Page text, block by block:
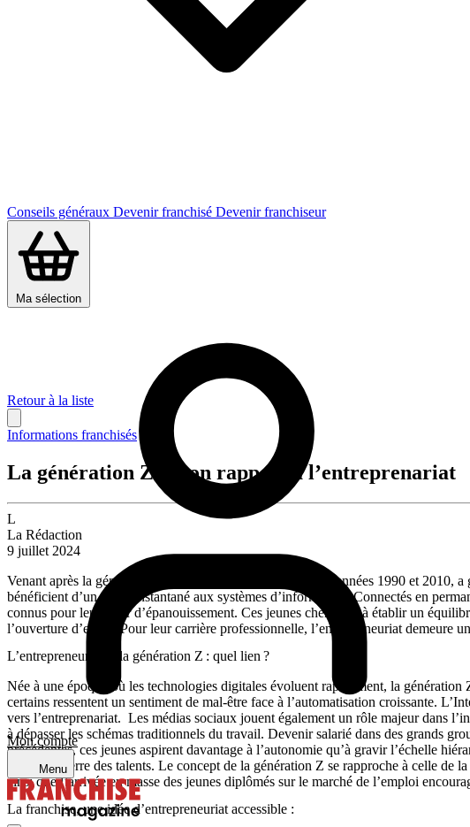
Conseils généraux Devenir franchisé Devenir franchiseur
Ma sélection
Mon compte
Menu
Retour à la liste
Informations franchisés
La génération Z et son rapport à l’entreprenariat
L
La Rédaction
9 juillet 2024
Venant après la génération Y, la génération Z, née entre les années 1990 et
bénéficient d’un accès instantané aux systèmes d’information. Connectés en
connus pour leur désir d’épanouissement. Ces jeunes cherchent à établir un
l’ouverture d’esprit. Pour leur carrière professionnelle, l’entrepreneuriat demeure
L’entrepreneuriat et la génération Z : quel lien ?
Née à une époque où les technologies digitales évoluent rapidement, la
certains ressentent un sentiment de mal-être face à l’automatisation croissante.
vers l’entreprenariat. Les médias sociaux jouent également un rôle majeur dans
à dépasser les schémas traditionnels du travail. Devenir salarié dans des grands
précédentes, ces jeunes aspirent davantage à l’autonomie qu’à gravir l’échelle
éviter la guerre des talents. Le concept de la génération Z se rapproche à celle
ainsi que l’arrivée en masse des jeunes diplômés sur le marché de l’emploi
La franchise, une idée d’entrepreneuriat accessible :